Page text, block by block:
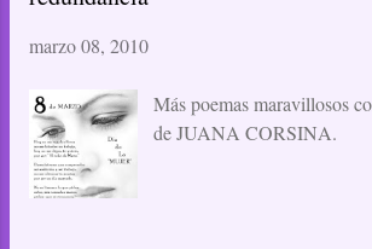
marzo 08, 2010
Más poemas maravillosos
de JUANA CORSINA.